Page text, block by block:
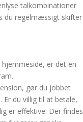
talkombinationer
du regelmæssigt skifter
er det en
gør du jobbet
du villig til at betale,
er effektive. Der findes